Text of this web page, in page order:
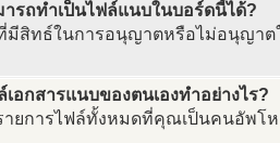
ารถทำเป็นไฟล์แนบในบอร์ดนี้ได้?
มีสิทธ์ในการอนุญาตหรือไม่อนุญา
อกสารแนบของตนเองทำอย่างไร?
ายการไฟล์ทั้งหมดที่คุณเป็นคนอัพโ